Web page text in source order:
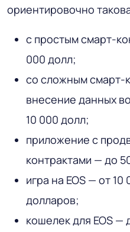
ориентировочно
с простым смарт-
000 долл;
со сложным смарт-
внесение данных
10 000 долл;
приложение с
контрактами — до
игра на EOS — от
долларов;
кошелек для EOS —